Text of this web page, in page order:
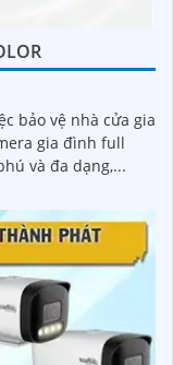
bảo vệ nhà cửa gia
gia đình full
phú và đa dạng,...